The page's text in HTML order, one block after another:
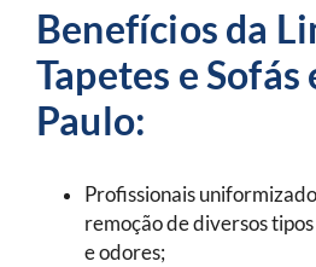
Benefícios da
Tapetes e Sofás
Paulo:
Profissionais
remoção de diversos
e odores;